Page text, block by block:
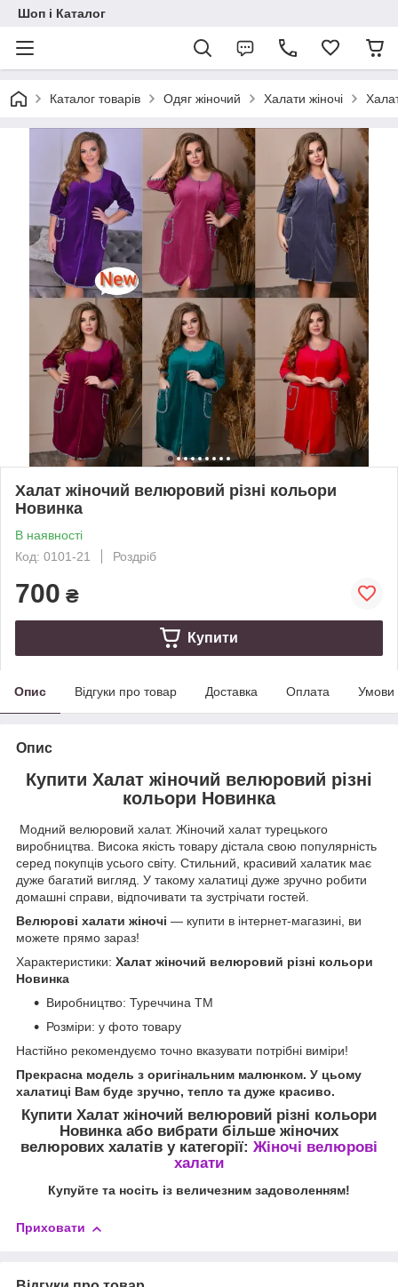
Шоп і Каталог
Каталог товарів Одяг жіночий Халати жіночі
Халат жіночий велюровий різні кольори
Новинка
В наявності
Код: 0101-21
Роздріб
700 ₴
Купити
Опис Відгуки про товар Доставка Оплата Умови
Опис
Купити Халат жіночий велюровий різні
кольори Новинка
Модний велюровий халат. Жіночий халат турецького
виробництва. Висока якість товару дістала свою популярність
серед покупців усього світу. Стильний, красивий халатик має
дуже багатий вигляд. У такому халатиці дуже зручно робити
домашні справи, відпочивати та зустрічати гостей.
Велюрові халати жіночі — купити в інтернет-магазині, ви
можете прямо зараз!
Характеристики: Халат жіночий велюровий різні кольори
Новинка
Виробництво: Туреччина ТМ
Розміри: у фото товару
Настійно рекомендуємо точно вказувати потрібні виміри!
Прекрасна модель з оригінальним малюнком. У цьому
халатиці Вам буде зручно, тепло та дуже красиво.
Купити Халат жіночий велюровий різні кольори
Новинкаабо вибрати більше жіночих
велюрових халатів у категорії: Жіночі велюрові
халати
Купуйте та носіть із величезним задоволенням!
Приховати